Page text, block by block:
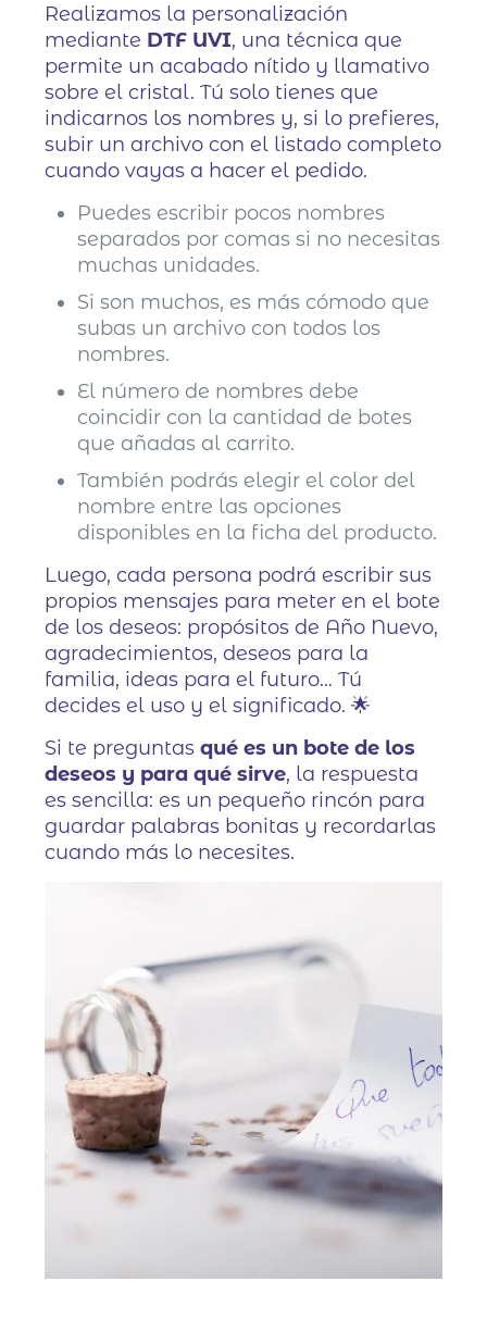
Realizamos la personalización
mediante DTF UVI, una técnica que
permite un acabado nítido y llamativo
sobre el cristal. Tú solo tienes que
indicarnos los nombres y, si lo prefieres,
subir un archivo con el listado completo
cuando vayas a hacer el pedido.
Puedes escribir pocos nombres
separados por comas si no necesitas
muchas unidades.
Si son muchos, es más cómodo que
subas un archivo con todos los
nombres.
El número de nombres debe
coincidir con la cantidad de botes
que añadas al carrito.
También podrás elegir el color del
nombre entre las opciones
disponibles en la ficha del producto.
Luego, cada persona podrá escribir sus
propios mensajes para meter en el bote
de los deseos: propósitos de Año Nuevo,
agradecimientos, deseos para la
familia, ideas para el futuro… Tú
decides el uso y el significado. 🌟
Si te preguntasqué es un bote de los
deseos y para qué sirve, la respuesta
es sencilla: es un pequeño rincón para
guardar palabras bonitas y recordarlas
cuando más lo necesites.